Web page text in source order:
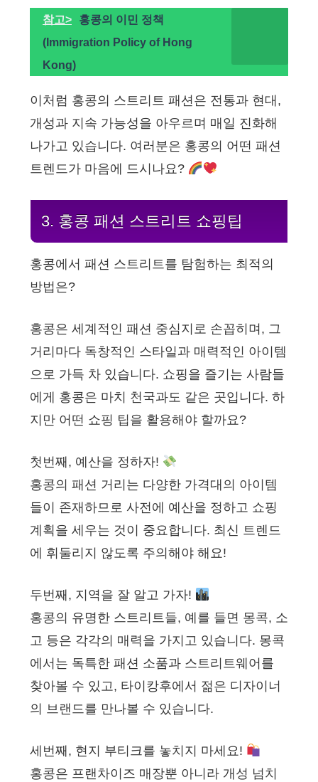
참고>
홍콩의 이민 정책
(Immigration Policy of Hong
Kong)
이처럼 홍콩의 스트리트 패션은 전통과 현대,
개성과 지속 가능성을 아우르며 매일 진화해
나가고 있습니다. 여러분은 홍콩의 어떤 패션
트렌드가 마음에 드시나요?
3. 홍콩 패션 스트리트 쇼핑팁
홍콩에서 패션 스트리트를 탐험하는 최적의
방법은?
홍콩은 세계적인 패션 중심지로 손꼽히며, 그
거리마다 독창적인 스타일과 매력적인 아이템
으로 가득 차 있습니다. 쇼핑을 즐기는 사람들
에게 홍콩은 마치 천국과도 같은 곳입니다. 하
지만 어떤 쇼핑 팁을 활용해야 할까요?
첫번째, 예산을 정하자!
홍콩의 패션 거리는 다양한 가격대의 아이템
들이 존재하므로 사전에 예산을 정하고 쇼핑
계획을 세우는 것이 중요합니다. 최신 트렌드
에 휘둘리지 않도록 주의해야 해요!
두번째, 지역을 잘 알고 가자!
홍콩의 유명한 스트리트들, 예를 들면 몽콕, 소
고 등은 각각의 매력을 가지고 있습니다. 몽콕
에서는 독특한 패션 소품과 스트리트웨어를
찾아볼 수 있고, 타이캉후에서 젊은 디자이너
의 브랜드를 만나볼 수 있습니다.
세번째, 현지 부티크를 놓치지 마세요!
홍콩은 프랜차이즈 매장뿐 아니라 개성 넘치